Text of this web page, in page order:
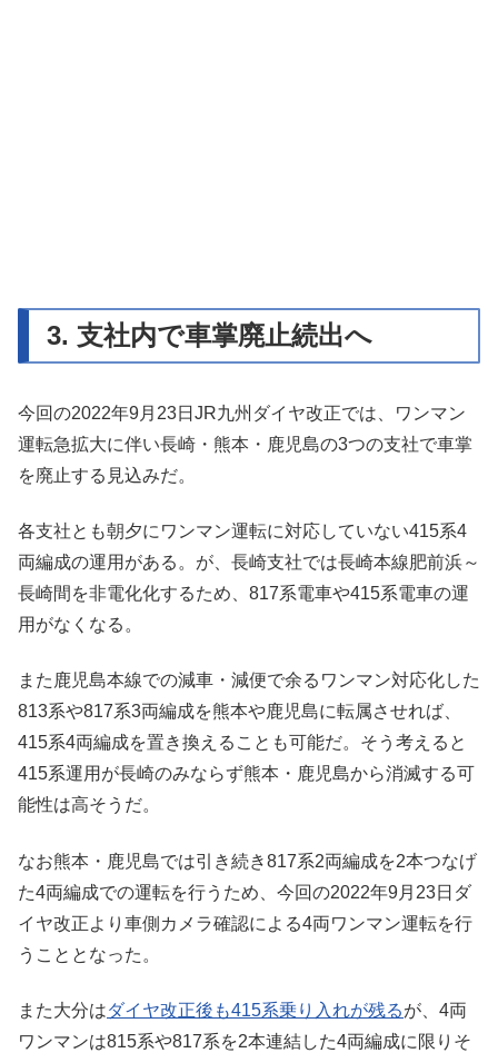
3. 支社内で車掌廃止続出へ
今回の2022年9月23日JR九州ダイヤ改正では、ワンマン
運転急拡大に伴い長崎・熊本・鹿児島の3つの支社で車掌
を廃止する見込みだ。
各支社とも朝夕にワンマン運転に対応していない415系4
両編成の運用がある。が、長崎支社では長崎本線肥前浜～
長崎間を非電化化するため、817系電車や415系電車の運
用がなくなる。
また鹿児島本線での減車・減便で余るワンマン対応化した
813系や817系3両編成を熊本や鹿児島に転属させれば、
415系4両編成を置き換えることも可能だ。そう考えると
415系運用が長崎のみならず熊本・鹿児島から消滅する可
能性は高そうだ。
なお熊本・鹿児島では引き続き817系2両編成を2本つなげ
た4両編成での運転を行うため、今回の2022年9月23日ダ
イヤ改正より車側カメラ確認による4両ワンマン運転を行
うこととなった。
また大分はダイヤ改正後も415系乗り入れが残るが、4両
ワンマンは815系や817系を2本連結した4両編成に限りそ